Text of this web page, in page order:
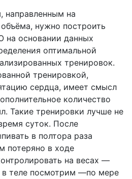
направленным на
нужно построить
на основании данных
оптимальной
тренировок.
тренировкой,
сердца, имеет смысл
количество
Такие тренировки лучше не
суток. После
в полтора раза
потеряно в ходе
на весах —
в теле посмотрим —по мере